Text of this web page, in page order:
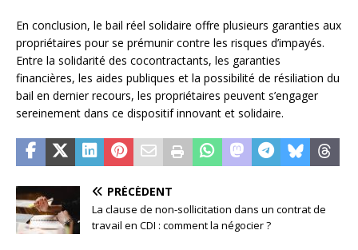
En conclusion, le bail réel solidaire offre plusieurs garanties aux
propriétaires pour se prémunir contre les risques d’impayés.
Entre la solidarité des cocontractants, les garanties
financières, les aides publiques et la possibilité de résiliation du
bail en dernier recours, les propriétaires peuvent s’engager
sereinement dans ce dispositif innovant et solidaire.
PRÉCÉDENT
La clause de non-sollicitation dans un contrat de
travail en CDI : comment la négocier ?